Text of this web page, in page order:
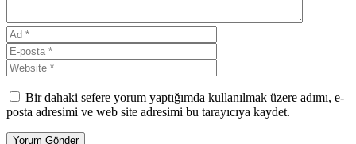
Bir dahaki sefere yorum yaptığımda kullanılmak üzere adımı, e-
posta adresimi ve web site adresimi bu tarayıcıya kaydet.